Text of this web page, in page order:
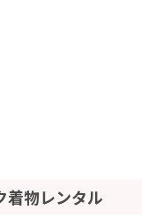
着物レンタル